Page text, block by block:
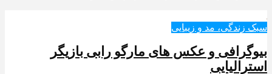
سبک زندگی، مد و زیبایی
بیوگرافی و عکس های مارگو رابی بازیگر
استرالیایی